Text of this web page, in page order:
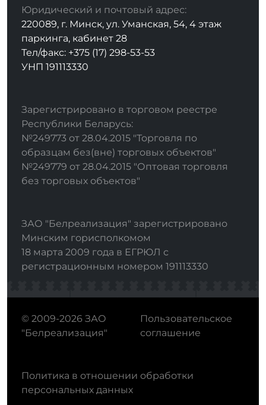
Юридический и почтовый адрес:
220089, г. Минск, ул. Уманская, 54, 4 этаж
паркинга, кабинет 28
Тел/факс: +375 (17) 298-53-53
УНП 191113330
Зарегистрировано в торговом реестре
Республики Беларусь:
№249773 от 28.04.2015 "Торговля по
образцам без(вне) торговых объектов"
№249779 от 28.04.2015 "Оптовая торговля
без торговых объектов"
ЗАО "Белреализация" зарегистрировано
Минским горисполкомом
18 марта 2009 года в ЕГРЮЛ с
регистрационным номером 191113330
© 2009-2026 ЗАО
"Белреализация"
Пользовательское
соглашение
Политика в отношении обработки
персональных данных